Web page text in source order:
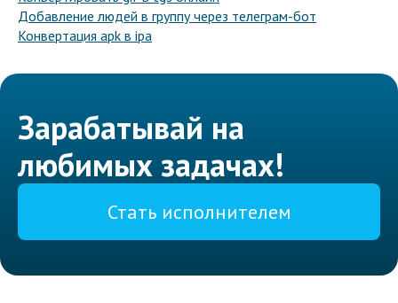
Добавление людей в группу через телеграм-бот
Конвертация apk в ipa
Зарабатывай на
любимых задачах!
Стать исполнителем